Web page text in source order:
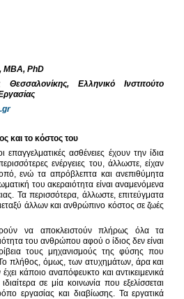
MBA, PhD
Ελληνικό Ινστιτούτο
και το κόστος του
επαγγελματικές ασθένειες έχουν την ίδια
ενέργειες του, άλλωστε, είχαν
ενώ τα απρόβλεπτα και ανεπιθύμητα
του ακεραιότητα είναι αναμενόμενα
Τα περισσότερα, άλλωστε, επιτεύγματα
άλλων και ανθρώπινο κόστος σε ζωές
να αποκλειστούν πλήρως όλα τα
του ανθρώπου αφού ο ίδιος δεν είναι
τους μηχανισμούς της φύσης που
πλήθος, όμως, των ατυχημάτων, άρα και
κάποιο αναπόφευκτο και αντικειμενικά
σε μία κοινωνία που εξελίσσεται
εργασίας και διαβίωσης. Τα εργατικά